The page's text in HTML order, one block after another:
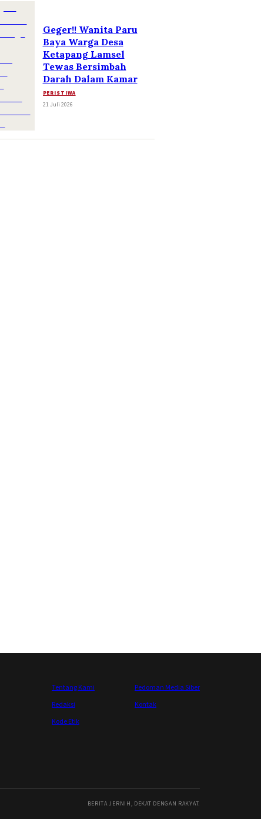
Geger!! Wanita Paru
Baya Warga Desa
Ketapang Lamsel
Tewas Bersimbah
Darah Dalam Kamar
PERISTIWA
21 Juli 2026
Tentang Kami
Pedoman Media Siber
Redaksi
Kontak
Kode Etik
BERITA JERNIH, DEKAT DENGAN RAKYAT.